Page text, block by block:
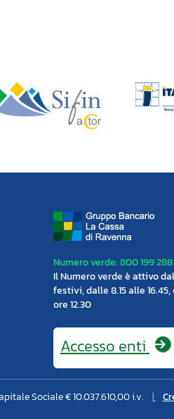
Numero verde: 800 199 288
Il Numero verde è attivo
festivi, dalle 8.15 alle
ore 12.30
Accesso enti
Sociale € 10.037.610,00 i.v.